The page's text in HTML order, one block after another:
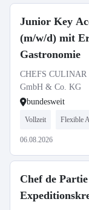
Junior Key
(m/w/d) mit
Gastronomie
CHEFS CULINAR
GmbH & Co. KG
bundesweit
Vollzeit Flexible
06.08.2026
Chef de